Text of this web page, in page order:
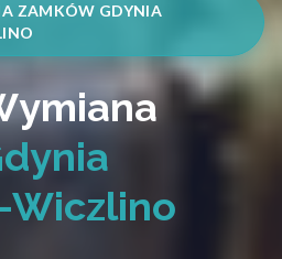
ZAMKÓW GDYNIA
Wiczlino